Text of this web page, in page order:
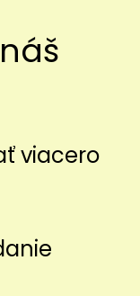
viacero